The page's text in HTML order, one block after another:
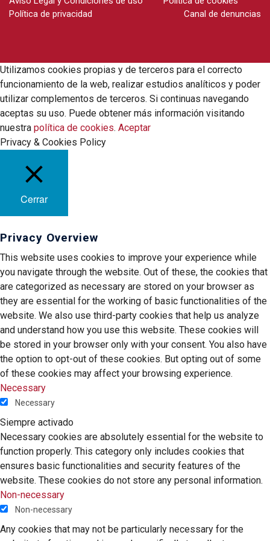
Política de privacidad
Canal de denuncias
Utilizamos cookies propias y de terceros para el correcto
funcionamiento de la web, realizar estudios analíticos y poder
utilizar complementos de terceros. Si continuas navegando
aceptas su uso. Puede obtener más información visitando
nuestra política de cookies. Aceptar
Privacy & Cookies Policy
Cerrar
Privacy Overview
This website uses cookies to improve your experience while
you navigate through the website. Out of these, the cookies that
are categorized as necessary are stored on your browser as
they are essential for the working of basic functionalities of the
website. We also use third-party cookies that help us analyze
and understand how you use this website. These cookies will
be stored in your browser only with your consent. You also have
the option to opt-out of these cookies. But opting out of some
of these cookies may affect your browsing experience.
Necessary
Necessary
Siempre activado
Necessary cookies are absolutely essential for the website to
function properly. This category only includes cookies that
ensures basic functionalities and security features of the
website. These cookies do not store any personal information.
Non-necessary
Non-necessary
Any cookies that may not be particularly necessary for the